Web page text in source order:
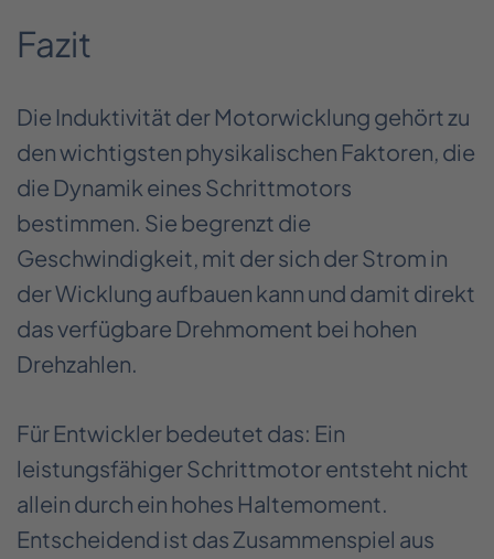
Fazit
Die Induktivität der Motorwicklung gehört zu
den wichtigsten physikalischen Faktoren, die
die Dynamik eines Schrittmotors
bestimmen. Sie begrenzt die
Geschwindigkeit, mit der sich der Strom in
der Wicklung aufbauen kann und damit direkt
das verfügbare Drehmoment bei hohen
Drehzahlen.
Für Entwickler bedeutet das: Ein
leistungsfähiger Schrittmotor entsteht nicht
allein durch ein hohes Haltemoment.
Entscheidend ist das Zusammenspiel aus